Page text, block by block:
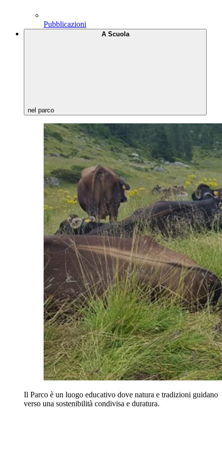
Pubblicazioni
A Scuola
nel parco
Il Parco è un luogo educativo dove natura e tradizioni guidano
verso una sostenibilità condivisa e duratura.